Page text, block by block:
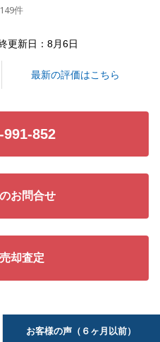
付けくださいませ。
件
更新日：8月6日
最新の評価はこちら
991-852
お問合せ
却査定
お客様の声（６ヶ月以前）